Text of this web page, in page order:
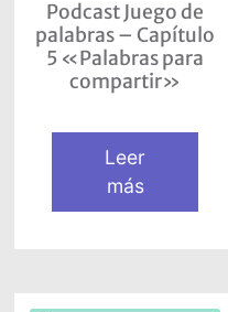
Podcast Juego de
palabras – Capítulo
5 «Palabras para
compartir»
Leer
más